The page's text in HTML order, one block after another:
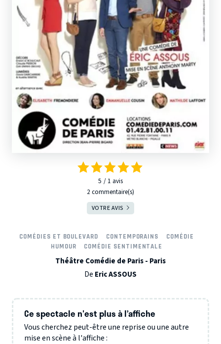
5 1 avis
2 commentaire(s)
VOTRE AVIS
COMÉDIES ET BOULEVARD CONTEMPORAINS
COMÉDIE
HUMOUR
COMÉDIE SENTIMENTALE
Théâtre Comédie de Paris - Paris
De Eric ASSOUS
Ce spectacle n'est plus à l’affiche
Vous cherchez peut-être une reprise ou une autre
mise en scène à l'affiche :